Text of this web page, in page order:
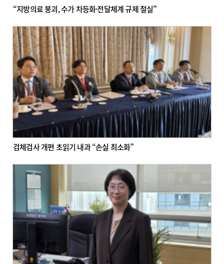
“지방의료 붕괴, 수가 차등화·전달체계 규제 절실”
검체검사 개편 초읽기 내과 “손실 최소화”